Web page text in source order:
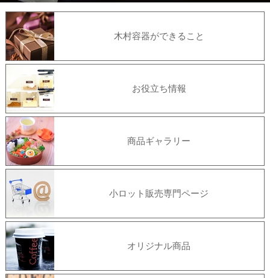
木村容器ができること
お役立ち情報
商品ギャラリー
小ロット販売専門ページ
オリジナル商品